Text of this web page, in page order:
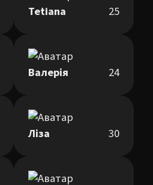
Tetiana 25
Валерія 24
Ліза 30